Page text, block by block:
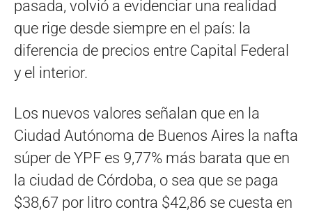
pasada, volvió a evidenciar una realidad
que rige desde siempre en el país: la
diferencia de precios entre Capital Federal
y el interior.
Los nuevos valores señalan que en la
Ciudad Autónoma de Buenos Aires la nafta
súper de YPF es 9,77% más barata que en
la ciudad de Córdoba, o sea que se paga
$38,67 por litro contra $42,86 se cuesta en